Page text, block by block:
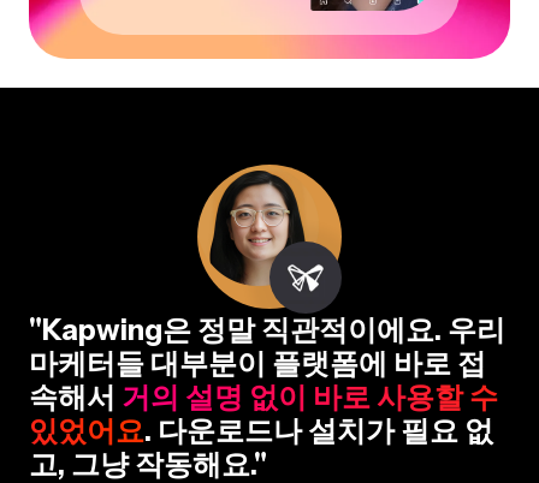
"Kapwing은 정말 직관적이에요. 우리
마케터들 대부분이 플랫폼에 바로 접
속해서 거의 설명 없이 바로 사용할 수
있었어요. 다운로드나 설치가 필요 없
고, 그냥 작동해요."